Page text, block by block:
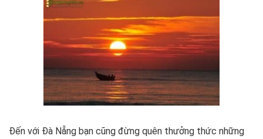
Đến với Đà Nẵng bạn cũng đừng quên thưởng thức những